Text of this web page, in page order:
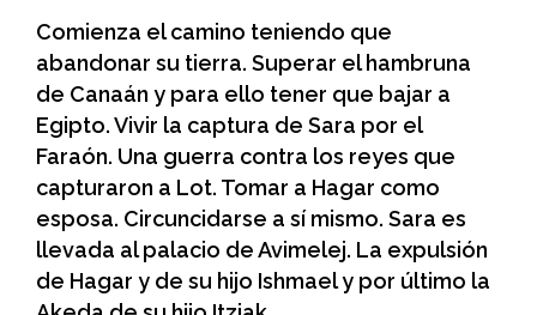
Comienza el camino teniendo que
abandonar su tierra. Superar el hambruna
de Canaán y para ello tener que bajar a
Egipto. Vivir la captura de Sara por el
Faraón. Una guerra contra los reyes que
capturaron a Lot. Tomar a Hagar como
esposa. Circuncidarse a sí mismo. Sara es
llevada al palacio de Avimelej. La expulsión
de Hagar y de su hijo Ishmael y por último la